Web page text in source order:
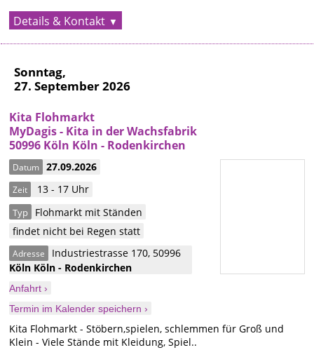
Details & Kontakt
Sonntag,
27. September 2026
Kita Flohmarkt
MyDagis - Kita in der Wachsfabrik
50996 Köln Köln - Rodenkirchen
Datum 27.09.2026
Zeit 13 - 17 Uhr
Typ
Flohmarkt mit Ständen
findet nicht bei Regen statt
Adresse Industriestrasse 170, 50996
Köln Köln - Rodenkirchen
Anfahrt ›
Termin im Kalender speichern ›
Kita Flohmarkt - Stöbern,spielen, schlemmen für Groß und
Klein - Viele Stände mit Kleidung, Spiel..